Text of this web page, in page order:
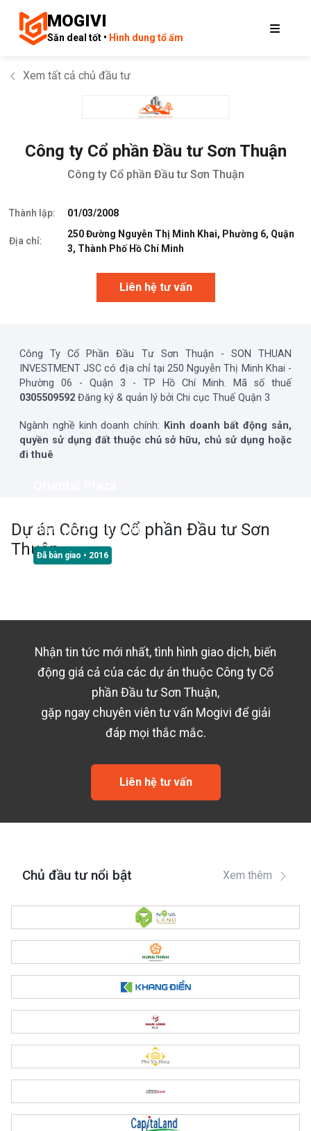
MOGIVI
Săn deal tốt • Hình dung tổ ấm
Xem tất cả chủ đầu tư
Công ty Cổ phần Đầu tư Sơn Thuận
Công ty Cổ phần Đầu tư Sơn Thuận
Thành lập: 01/03/2008
Địa chỉ:
250 Đường Nguyễn Thị Minh Khai, Phường 6, Quận
3, Thành Phố Hồ Chí Minh
Liên hệ tư vấn
Công Ty Cổ Phần Đầu Tư Sơn Thuận - SON THUAN
INVESTMENT JSC có địa chỉ tại 250 Nguyễn Thị Minh Khai -
Phường 06 - Quận 3 - TP Hồ Chí Minh. Mã số thuế
0305509592 Đăng ký & quản lý bởi Chi cục Thuế Quận 3
Ngành nghề kinh doanh chính: Kinh doanh bất động sản,
quyền sử dụng đất thuộc chủ sở hữu, chủ sử dụng hoặc
đi thuê
Dự án Công ty Cổ phần Đầu tư Sơn
Thuận
Thành phố Hồ Chí Minh
Đã bàn giao • 2016
Nhận tin tức mới nhất, tình hình giao dịch, biến
động giá cả của các dự án thuộc Công ty Cổ
phần Đầu tư Sơn Thuận,
gặp ngay chuyên viên tư vấn Mogivi để giải
đáp mọi thắc mắc.
Liên hệ tư vấn
Chủ đầu tư nổi bật Xem thêm